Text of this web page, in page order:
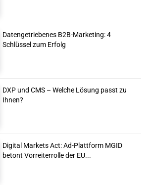
Datengetriebenes B2B-Marketing: 4
Schlüssel zum Erfolg
DXP und CMS – Welche Lösung passt zu
Ihnen?
Digital Markets Act: Ad-Plattform MGID
betont Vorreiterrolle der EU...